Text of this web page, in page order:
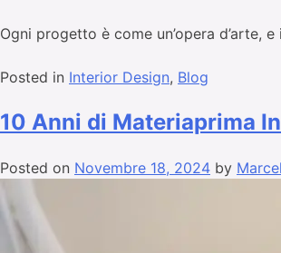
Ogni progetto è come un’opera d’arte,
Posted in Interior Design, Blog
10 Anni di Materiaprima
Posted on Novembre 18, 2024 by